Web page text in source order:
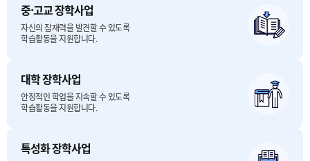
중·고교 장학사업
자신의 잠재력을 발견할 수 있도록
학습활동을 지원합니다.
대학 장학사업
안정적인 학업을 지속할 수 있도록
학습활동을 지원합니다.
특성화 장학사업